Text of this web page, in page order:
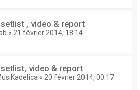
, video & report
« 21 février 2014, 18:14
video & report
« 20 février 2014, 00:17